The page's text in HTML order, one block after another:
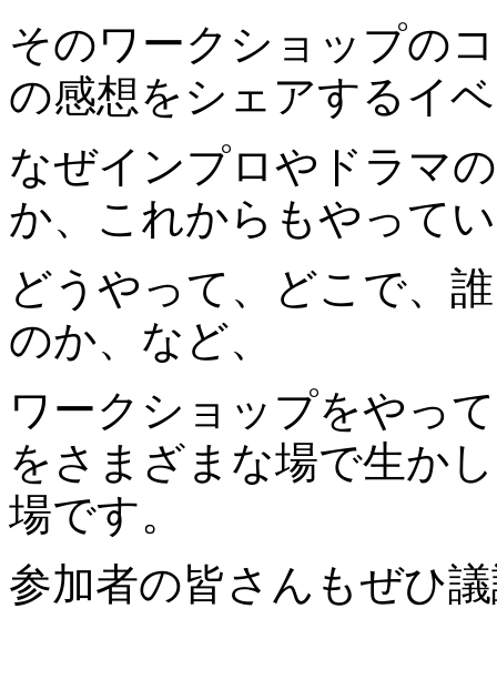
そのワークショップの
の感想をシェアするイ
なぜインプロやドラマ
か、これからもやって
どうやって、どこで、
のか、など、
ワークショップをやっ
をさまざまな場で生か
場です。
参加者の皆さんもぜひ